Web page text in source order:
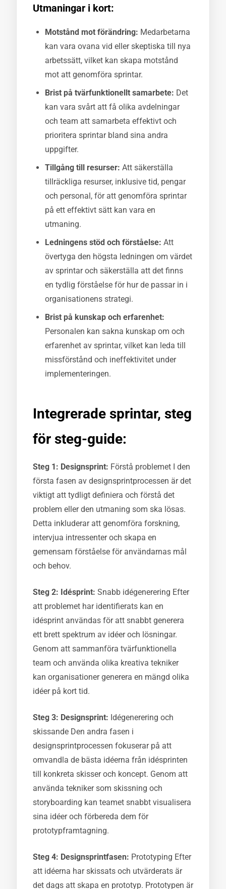
Utmaningar i kort:
Motstånd mot förändring: Medarbetarna
kan vara ovana vid eller skeptiska till nya
arbetssätt, vilket kan skapa motstånd
mot att genomföra sprintar.
Brist på tvärfunktionellt samarbete: Det
kan vara svårt att få olika avdelningar
och team att samarbeta effektivt och
prioritera sprintar bland sina andra
uppgifter.
Tillgång till resurser: Att säkerställa
tillräckliga resurser, inklusive tid, pengar
och personal, för att genomföra sprintar
på ett effektivt sätt kan vara en
utmaning.
Ledningens stöd och förståelse: Att
övertyga den högsta ledningen om värdet
av sprintar och säkerställa att det finns
en tydlig förståelse för hur de passar in i
organisationens strategi.
Brist på kunskap och erfarenhet:
Personalen kan sakna kunskap om och
erfarenhet av sprintar, vilket kan leda till
missförstånd och ineffektivitet under
implementeringen.
Integrerade sprintar, steg
för steg-guide:
Steg 1: Designsprint: Förstå problemet I den
första fasen av designsprintprocessen är det
viktigt att tydligt definiera och förstå det
problem eller den utmaning som ska lösas.
Detta inkluderar att genomföra forskning,
intervjua intressenter och skapa en
gemensam förståelse för användarnas mål
och behov.
Steg 2: Idésprint: Snabb idégenerering Efter
att problemet har identifierats kan en
idésprint användas för att snabbt generera
ett brett spektrum av idéer och lösningar.
Genom att sammanföra tvärfunktionella
team och använda olika kreativa tekniker
kan organisationer generera en mängd olika
idéer på kort tid.
Steg 3: Designsprint: Idégenerering och
skissande Den andra fasen i
designsprintprocessen fokuserar på att
omvandla de bästa idéerna från idésprinten
till konkreta skisser och koncept. Genom att
använda tekniker som skissning och
storyboarding kan teamet snabbt visualisera
sina idéer och förbereda dem för
prototypframtagning.
Steg 4: Designsprintfasen: Prototyping Efter
att idéerna har skissats och utvärderats är
det dags att skapa en prototyp. Prototypen är